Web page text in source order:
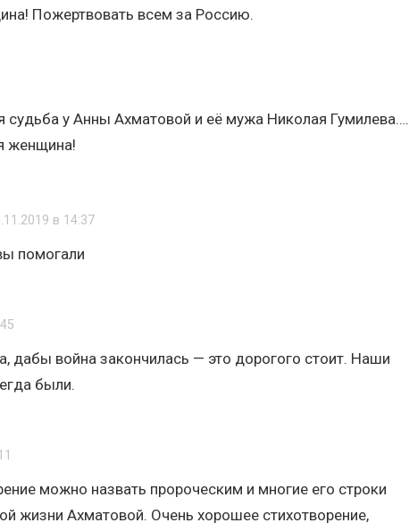
Пожертвовать всем за Россию.
судьба у Анны Ахматовой и её мужа Николая Гумилева….
женщина!
в 14:37
помогали
дабы война закончилась — это дорогого стоит. Наши
были.
можно назвать пророческим и многие его строки
жизни Ахматовой. Очень хорошее стихотворение,